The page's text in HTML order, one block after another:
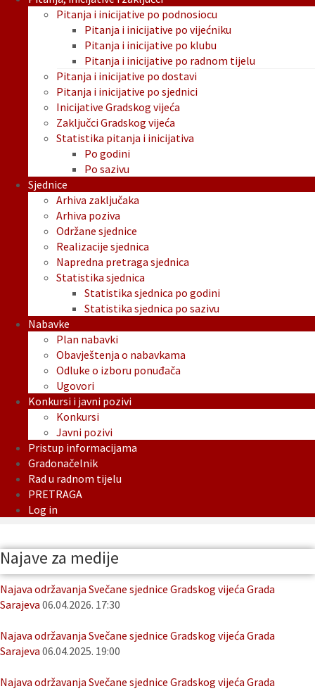
Pitanja i inicijative po podnosiocu
Pitanja i inicijative po vijećniku
Pitanja i inicijative po klubu
Pitanja i inicijative po radnom tijelu
Pitanja i inicijative po dostavi
Pitanja i inicijative po sjednici
Inicijative Gradskog vijeća
Zaključci Gradskog vijeća
Statistika pitanja i inicijativa
Po godini
Po sazivu
Sjednice
Arhiva zaključaka
Arhiva poziva
Održane sjednice
Realizacije sjednica
Napredna pretraga sjednica
Statistika sjednica
Statistika sjednica po godini
Statistika sjednica po sazivu
Nabavke
Plan nabavki
Obavještenja o nabavkama
Odluke o izboru ponuđača
Ugovori
Konkursi i javni pozivi
Konkursi
Javni pozivi
Pristup informacijama
Gradonačelnik
Rad u radnom tijelu
PRETRAGA
Log in
Najave za medije
Najava održavanja Svečane sjednice Gradskog vijeća Grada
Sarajeva 06.04.2026. 17:30
Najava održavanja Svečane sjednice Gradskog vijeća Grada
Sarajeva 06.04.2025. 19:00
Najava održavanja Svečane sjednice Gradskog vijeća Grada